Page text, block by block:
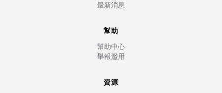
最新消息
幫助
幫助中心
舉報濫用
資源